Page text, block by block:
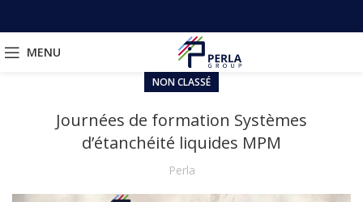
MENU
NON CLASSÉ
Journées de formation Systèmes
d’étanchéité liquides MPM
Perla